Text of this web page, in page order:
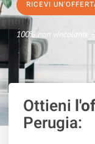
RICEVI
100% non vincolante
Ottieni
Perugia: